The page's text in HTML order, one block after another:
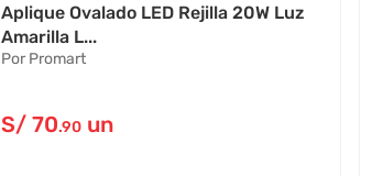
Aplique Ovalado LED Rejilla 20W Luz
Amarilla L...
Por Promart
S/70.90 un